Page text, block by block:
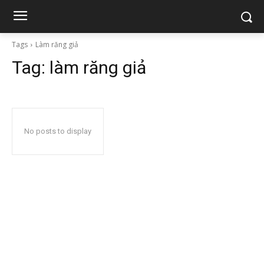
Tags Làm răng giả
Tag: làm răng giả
No posts to display